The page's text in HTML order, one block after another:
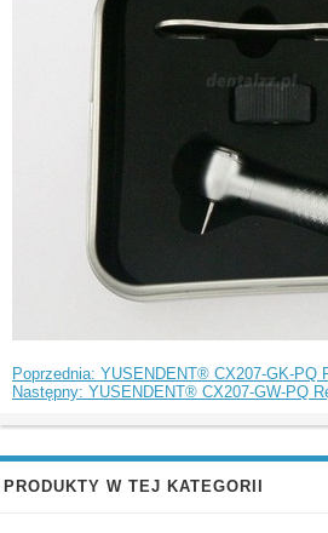
Poprzednia: YUSENDENT® CX207-GK-PQ
Następny: YUSENDENT® CX207-GW-PQ
PRODUKTY W TEJ KATEGORII